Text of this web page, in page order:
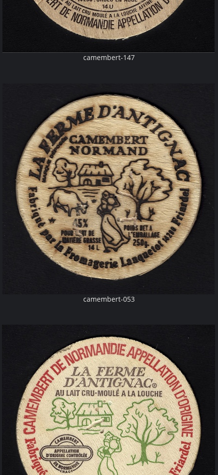
camembert-147
camembert-053